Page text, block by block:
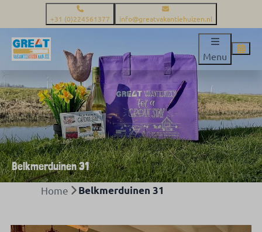
+31 (0)224561377 info@greatvakantiehuizen.nl
Menu
Belkmerduinen 31
Home Belkmerduinen 31